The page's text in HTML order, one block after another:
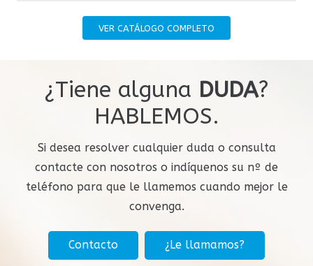
99
8
9
7
8
9
7
8
9
6
7
8
9
5
6
7
8
5
6
7
8
VER CATÁLOGO COMPLETO
¿Tiene alguna DUDA?
HABLEMOS.
Si desea resolver cualquier duda o consulta
contacte con nosotros o indíquenos su nº de
teléfono para que le llamemos cuando mejor le
convenga.
Contacto ¿Le llamamos?